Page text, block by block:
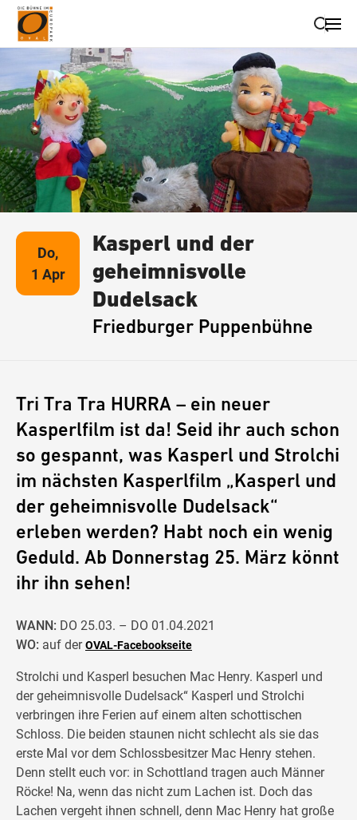
Suche schließen
Wegbeschreibung erhalten
Do,
1 Apr
Kasperl und der
geheimnisvolle
Dudelsack
Friedburger Puppenbühne
Tri Tra Tra HURRA – ein neuer
Kasperlfilm ist da! Seid ihr auch schon
so gespannt, was Kasperl und Strolchi
im nächsten Kasperlfilm „Kasperl und
der geheimnisvolle Dudelsack“
erleben werden? Habt noch ein wenig
Geduld. Ab Donnerstag 25. März könnt
ihr ihn sehen!
WANN: DO 25.03. – DO 01.04.2021
WO: auf derOVAL-Facebookseite
Strolchi und Kasperl besuchen Mac Henry. Kasperl und
der geheimnisvolle Dudelsack“ Kasperl und Strolchi
verbringen ihre Ferien auf einem alten schottischen
Schloss. Die beiden staunen nicht schlecht als sie das
erste Mal vor dem Schlossbesitzer Mac Henry stehen.
Denn stellt euch vor: in Schottland tragen auch Männer
Röcke! Na, wenn das nicht zum Lachen ist. Doch das
Lachen vergeht ihnen schnell, denn Mac Henry hat große